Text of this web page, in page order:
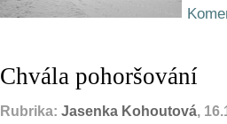
Chvála pohoršování
Rubrika: Jasenka Kohoutová,